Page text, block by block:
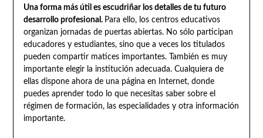
Una forma más útil es escudriñar los detalles de tu futuro
desarrollo profesional. Para ello, los centros educativos
organizan jornadas de puertas abiertas. No sólo participan
educadores y estudiantes, sino que a veces los titulados
pueden compartir matices importantes. También es muy
importante elegir la institución adecuada. Cualquiera de
ellas dispone ahora de una página en Internet, donde
puedes aprender todo lo que necesitas saber sobre el
régimen de formación, las especialidades y otra información
importante.